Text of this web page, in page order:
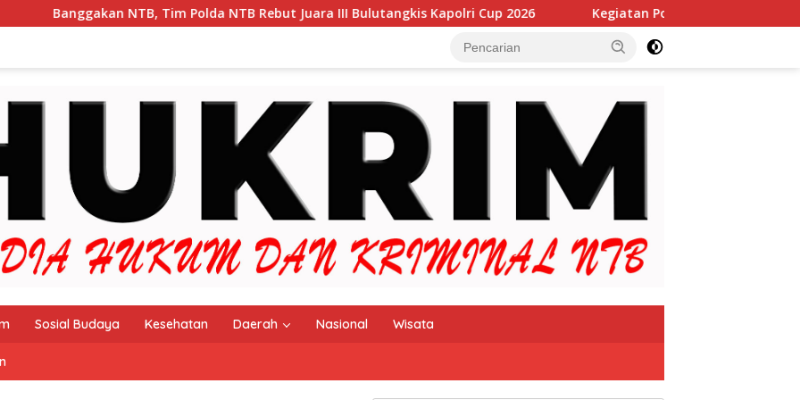
Tim Polda NTB Rebut Juara III Bulutangkis Kapolri Cup 2026 Kegiatan Polmas Wakapolda NTB Ajak Masyarakat
Sosial Budaya Kesehatan Daerah Nasional Wisata